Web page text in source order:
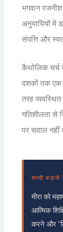
भगवान
अनुयायियों में
संपत्ति और
कैथोलिक चर्च
दशकों तक एक
तरह
गतिशीलता से
पर सवाल नहीं
सच्ची
मीरा को
आत्मिक
करने और